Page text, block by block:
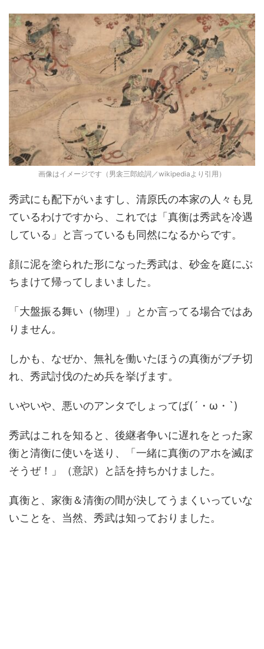
画像はイメージです（男衾三郎絵詞／wikipediaより引用）
秀武にも配下がいますし、清原氏の本家の人々も見
ているわけですから、これでは「真衡は秀武を冷遇
している」と言っているも同然になるからです。
顔に泥を塗られた形になった秀武は、砂金を庭にぶ
ちまけて帰ってしまいました。
「大盤振る舞い（物理）」とか言ってる場合ではあ
りません。
しかも、なぜか、無礼を働いたほうの真衡がブチ切
れ、秀武討伐のため兵を挙げます。
いやいや、悪いのアンタでしょってば(´・ω・`)
秀武はこれを知ると、後継者争いに遅れをとった家
衡と清衡に使いを送り、「一緒に真衡のアホを滅ぼ
そうぜ！」（意訳）と話を持ちかけました。
真衡と、家衡＆清衡の間が決してうまくいっていな
いことを、当然、秀武は知っておりました。